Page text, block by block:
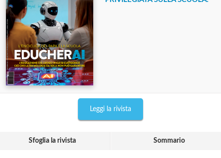
Leggi la rivista
Sfoglia la rivista Sommario